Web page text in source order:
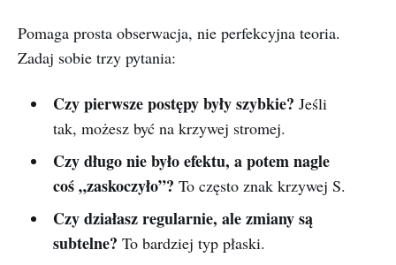
Pomaga prosta obserwacja, nie perfekcyjna teoria.
Zadaj sobie trzy pytania:
Czy pierwsze postępy były szybkie? Jeśli
tak, możesz być na krzywej stromej.
Czy długo nie było efektu, a potem nagle
coś „zaskoczyło”? To często znak krzywej S.
Czy działasz regularnie, ale zmiany są
subtelne? To bardziej typ płaski.